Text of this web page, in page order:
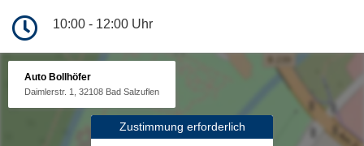
10:00 - 12:00 Uhr
Auto Bollhöfer
Daimlerstr. 1, 32108 Bad Salzuflen
Zustimmung erforderlich